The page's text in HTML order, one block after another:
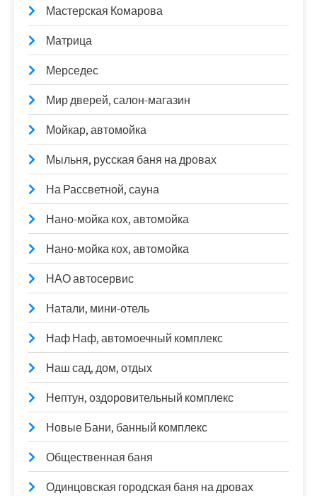
Мастерская Комарова
Матрица
Мерседес
Мир дверей, салон-магазин
Мойкар, автомойка
Мыльня, русская баня на дровах
На Рассветной, сауна
Нано-мойка кох, автомойка
Нано-мойка кох, автомойка
НАО автосервис
Натали, мини-отель
Наф Наф, автомоечный комплекс
Наш сад, дом, отдых
Нептун, оздоровительный комплекс
Новые Бани, банный комплекс
Общественная баня
Одинцовская городская баня на дровах